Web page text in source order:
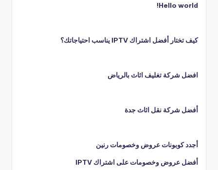
Hello world!
كيف تختار أفضل اشتراك IPTV يناسب احتياجاتك؟
افضل شركة تغليف اثاث بالرياض
أفضل شركة نقل اثاث جدة
أجدد كوبونات عروض وخصومات رنين
أفضل عروض وخصومات على اشتراك IPTV